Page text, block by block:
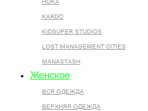
HOKA
KARDO
KIDSUPER STUDIOS
LOST MANAGEMENT CITIES
MANASTASH
Женское
ВСЯ ОДЕЖДА
ВЕРХНЯЯ ОДЕЖДА